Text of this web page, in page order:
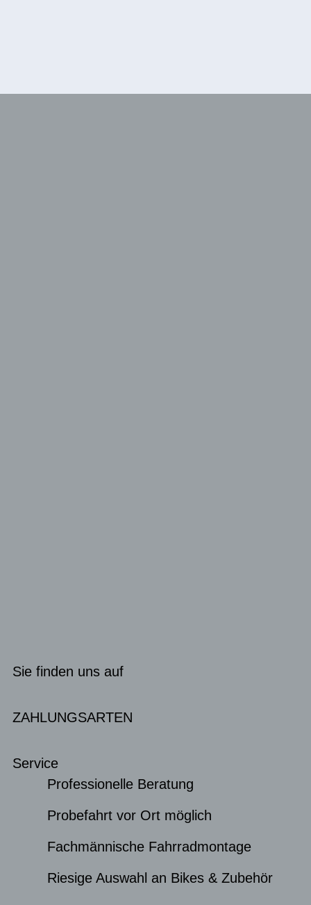
Sie finden uns auf
ZAHLUNGSARTEN
Service
Professionelle Beratung
Probefahrt vor Ort möglich
Fachmännische Fahrradmontage
Riesige Auswahl an Bikes & Zubehör